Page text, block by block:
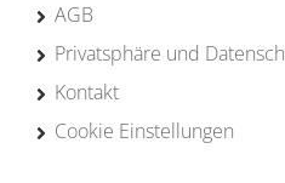
AGB
Privatsphäre und
Kontakt
Cookie Einstellungen